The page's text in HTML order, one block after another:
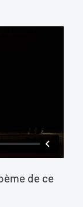
de ce